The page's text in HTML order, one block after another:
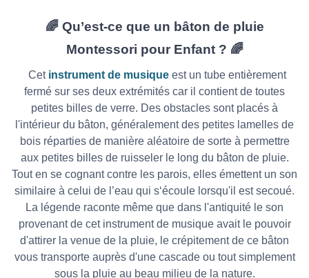
🌈 Qu’est-ce que un bâton de pluie
Montessori pour Enfant ? 🌈
Cet instrument de musique est un tube entièrement
fermé sur ses deux extrémités car il contient de toutes
petites billes de verre. Des obstacles sont placés à
l'intérieur du bâton, généralement des petites lamelles de
bois réparties de manière aléatoire de sorte à permettre
aux petites billes de ruisseler le long du bâton de pluie.
Tout en se cognant contre les parois, elles émettent un son
similaire à celui de l’eau qui s‘écoule lorsqu'il est secoué.
La légende raconte même que dans l'antiquité le son
provenant de cet instrument de musique avait le pouvoir
d'attirer la venue de la pluie, le crépitement de ce bâton
vous transporte auprès d'une cascade ou tout simplement
sous la pluie au beau milieu de la nature.